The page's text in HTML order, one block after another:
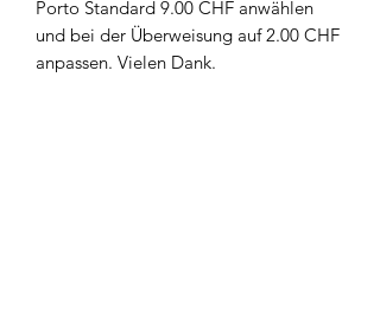
Porto Standard 9.00 CHF anwählen
und bei der Überweisung auf 2.00 CHF
anpassen. Vielen Dank.